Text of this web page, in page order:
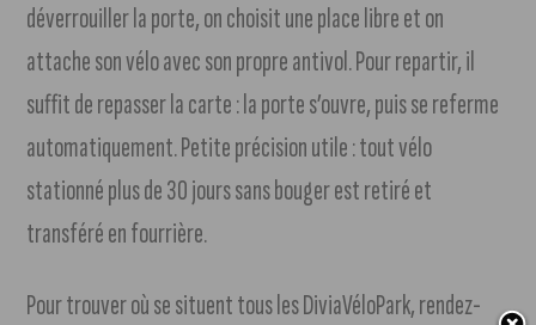
déverrouiller la porte, on choisit une place libre et on
attache son vélo avec son propre antivol. Pour repartir, il
suffit de repasser la carte : la porte s’ouvre, puis se referme
automatiquement. Petite précision utile : tout vélo
stationné plus de 30 jours sans bouger est retiré et
transféré en fourrière.
Pour trouver où se situent tous les DiviaVéloPark, rendez-